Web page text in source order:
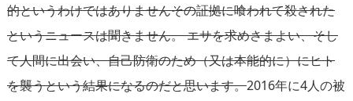
的というわけではありませんその証拠に喰われて殺された
というニュースは聞きません。 エサを求めさまよい、そし
て人間に出会い、自己防衛のため（又は本能的に）にヒト
を襲うという結果になるのだと思います。2016年に4人の被